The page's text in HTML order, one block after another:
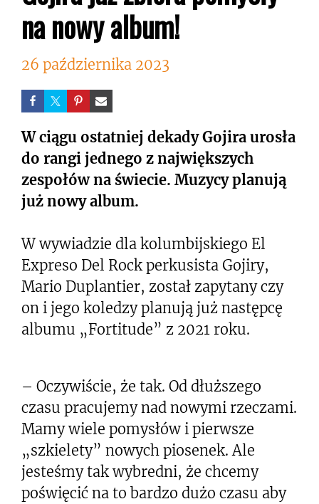
na nowy album!
26 października 2023
W ciągu ostatniej dekady Gojira urosła
do rangi jednego z największych
zespołów na świecie. Muzycy planują
już nowy album.
W wywiadzie dla kolumbijskiego El
Expreso Del Rock perkusista Gojiry,
Mario Duplantier, został zapytany czy
on i jego koledzy planują już następcę
albumu „Fortitude” z 2021 roku.
– Oczywiście, że tak. Od dłuższego
czasu pracujemy nad nowymi rzeczami.
Mamy wiele pomysłów i pierwsze
„szkielety” nowych piosenek. Ale
jesteśmy tak wybredni, że chcemy
poświęcić na to bardzo dużo czasu aby